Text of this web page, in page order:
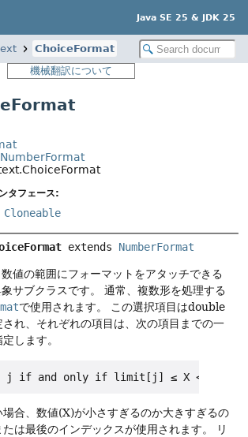
Java SE 25 & JDK 25
ChoiceFormat
機械翻訳について
タフェース:
Cloneable
extends NumberFormat
値の範囲にフォーマットをアタッチできる
サブクラスです。
通常、複数形を処理する
で使用されます。
この選択項目はdouble
れ、それぞれの項目は、次の項目までの一
します。
合、数値(X)が小さすぎるのか大きすぎるの
は最後のインデックスが使用されます。
リ